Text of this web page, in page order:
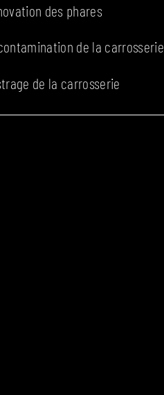
des phares
de la carrosserie
de la carrosserie